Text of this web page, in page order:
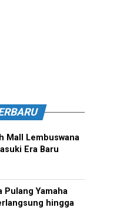
Mall Lembuswana
Era Baru
Pulang Yamaha
hingga